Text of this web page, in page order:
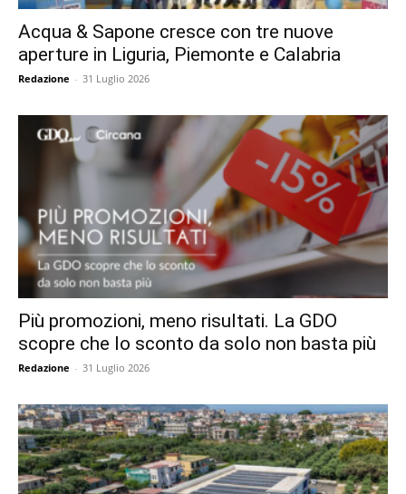
Acqua & Sapone cresce con tre nuove
aperture in Liguria, Piemonte e Calabria
Redazione - 31 Luglio 2026
Più promozioni, meno risultati. La GDO
scopre che lo sconto da solo non basta più
Redazione - 31 Luglio 2026